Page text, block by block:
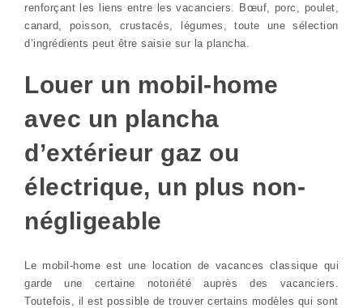
renforçant les liens entre les vacanciers. Bœuf, porc, poulet,
canard, poisson, crustacés, légumes, toute une sélection
d’ingrédients peut être saisie sur la plancha.
Louer un mobil-home
avec un plancha
d’extérieur gaz ou
électrique, un plus non-
négligeable
Le mobil-home est une location de vacances classique qui
garde une certaine notoriété auprès des vacanciers.
Toutefois, il est possible de trouver certains modèles qui sont